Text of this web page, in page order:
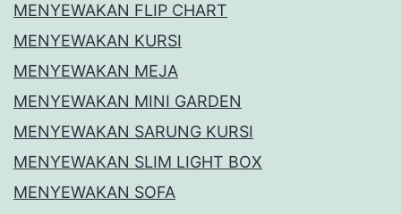
MENYEWAKAN FLIP CHART
MENYEWAKAN KURSI
MENYEWAKAN MEJA
MENYEWAKAN MINI GARDEN
MENYEWAKAN SARUNG KURSI
MENYEWAKAN SLIM LIGHT BOX
MENYEWAKAN SOFA